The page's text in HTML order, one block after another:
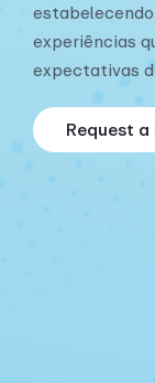
experiências
expectativas
Request a